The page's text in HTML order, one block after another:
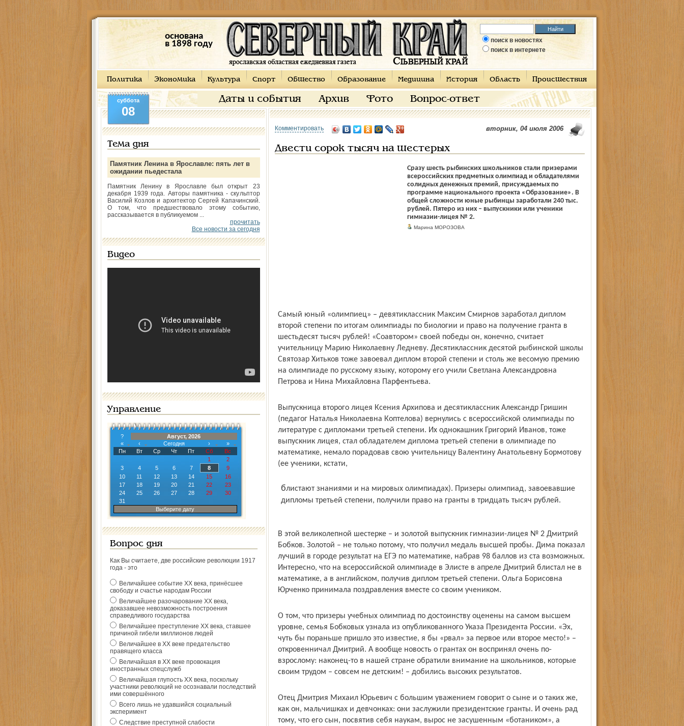
основана
в 1898 году
поиск в новостях
поиск в интернете
Политика Экономика Культура Спорт Общество Образование Медицина История Область Происшествия
Даты и события Архив Фото Вопрос-ответ
суббота
08
Тема дня
Памятник Ленина в Ярославле: пять лет в
ожидании пьедестала
Памятник Ленину в Ярославле был открыт 23
декабря 1939 года. Авторы памятника - скульптор
Василий Козлов и архитектор Сергей Капачинский.
О том, что предшествовало этому событию,
рассказывается в публикуемом ...
прочитать
Все новости за сегодня
Видео
Управление
?
Август, 2026
«
‹ Сегодня ›
»
Пн
Вт Ср Чт Пт Сб
Вс
1
2
3
4 5 6 7 8
9
10
11 12 13 14 15
16
17
18 19 20 21 22
23
24
25 26 27 28 29
30
31
Выберите дату
Вопрос дня
Как Вы считаете, две российские революции 1917
года - это
Величайшее событие ХХ века, принёсшее
свободу и счастье народам России
Величайшее разочарование ХХ века,
доказавшее невозможность построения
справедливого государства
Величайшее преступление ХХ века, ставшее
причиной гибели миллионов людей
Величайшее в ХХ веке предательство
правящего класса
Величайшая в ХХ веке провокация
иностранных спецслужб
Величайшая глупость ХХ века, поскольку
участники революций не осознавали последствий
ими совершённого
Всего лишь не удавшийся социальный
эксперимент
Следствие преступной слабости
Комментировать вторник, 04 июля 2006
Двести сорок тысяч на шестерых
Сразу шесть рыбинских школьников стали призерами
всероссий­ских предметных олимпиад и обладателями
солидных денежных премий, присуждаемых по
программе национального проекта «Образование». В
общей сложности юные рыбинцы заработали 240 тыс.
рублей. Пятеро из них – выпускники или ученики
гимназии-лицея № 2.
Марина МОРОЗОВА
Самый юный «олимпиец» – девятиклассник Максим Смирнов заработал диплом
второй степени по итогам олимпиады по биологии и право на получение гранта в
шестьдесят тысяч рублей! «Соавтором» своей победы он, конечно, считает
учительницу Марию Николаевну Ледневу. Десятиклассник десятой рыбинской школы
Святозар Хитьков тоже завоевал диплом второй степени и столь же весомую премию
на олимпиаде по русскому языку, которому его учили Светлана Александровна
Петрова и Нина Михайловна Парфентьева.
Выпускница второго лицея Ксения Архипова и десятиклассник Александр Гришин
(педагог Наталья Николаевна Коптелова) вернулись с всероссийской олимпиады по
литературе с дипломами третьей степени. Их однокашник Григорий Иванов, тоже
выпускник лицея, стал обладателем диплома третьей степени в олимпиаде по
математике, немало порадовав свою учительницу Валентину Анатольевну Бормотову
(ее ученики, кстати,
блистают знаниями и на мировых олимпиадах). Призеры олимпиад, завоевавшие
дипломы третьей степени, получили право на гранты в тридцать тысяч рублей.
В этой великолепной шестерке – и золотой выпускник гимназии-лицея № 2 Дмитрий
Бобков. Золотой – не только потому, что получил медаль высшей пробы. Дима показал
лучший в городе результат на ЕГЭ по математике, набрав 98 баллов из ста возможных.
Интересно, что на всероссийской олимпиаде в Элисте в апреле Дмитрий блистал не в
математике, а в английском, получив диплом третьей степени. Ольга Борисовна
Юрченко принимала поздравления вместе со своим учеником.
О том, что призеры учебных олимпиад по достоинству оценены на самом высшем
уровне, семья Бобковых узнала из опубликованного Указа Президента России. «Эх,
чуть бы пораньше пришло это известие, я бы «рвал» за первое или второе место!» –
откровенничал Дмитрий. А вообще новость о грантах он воспринял очень по-
взрослому: наконец-то в нашей стране обратили внимание на школьников, которые
своим трудом – совсем не детским! – добились высоких результатов.
Отец Дмитрия Михаил Юрьевич с большим уважением говорит о сыне и о таких же,
как он, мальчишках и девчонках: они за­служили президентские гранты. И очень рад
тому, что его сын, посвятив себя наукам, вырос не засушенным «ботаником», а